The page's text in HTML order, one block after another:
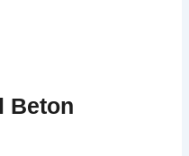
Beton